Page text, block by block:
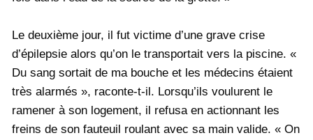
Le deuxième jour, il fut victime d’une grave crise
d’épilepsie alors qu’on le transportait vers la piscine. «
Du sang sortait de ma bouche et les médecins étaient
très alarmés », raconte-t-il. Lorsqu’ils voulurent le
ramener à son logement, il refusa en actionnant les
freins de son fauteuil roulant avec sa main valide. « On